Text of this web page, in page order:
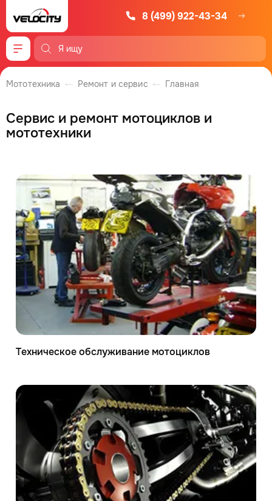
8 (499) 922-43-34
Меню
Главная
Ремонт и сервис
Мототехника
Сервис и ремонт мотоциклов и
мототехники
Техническое обслуживание мотоциклов